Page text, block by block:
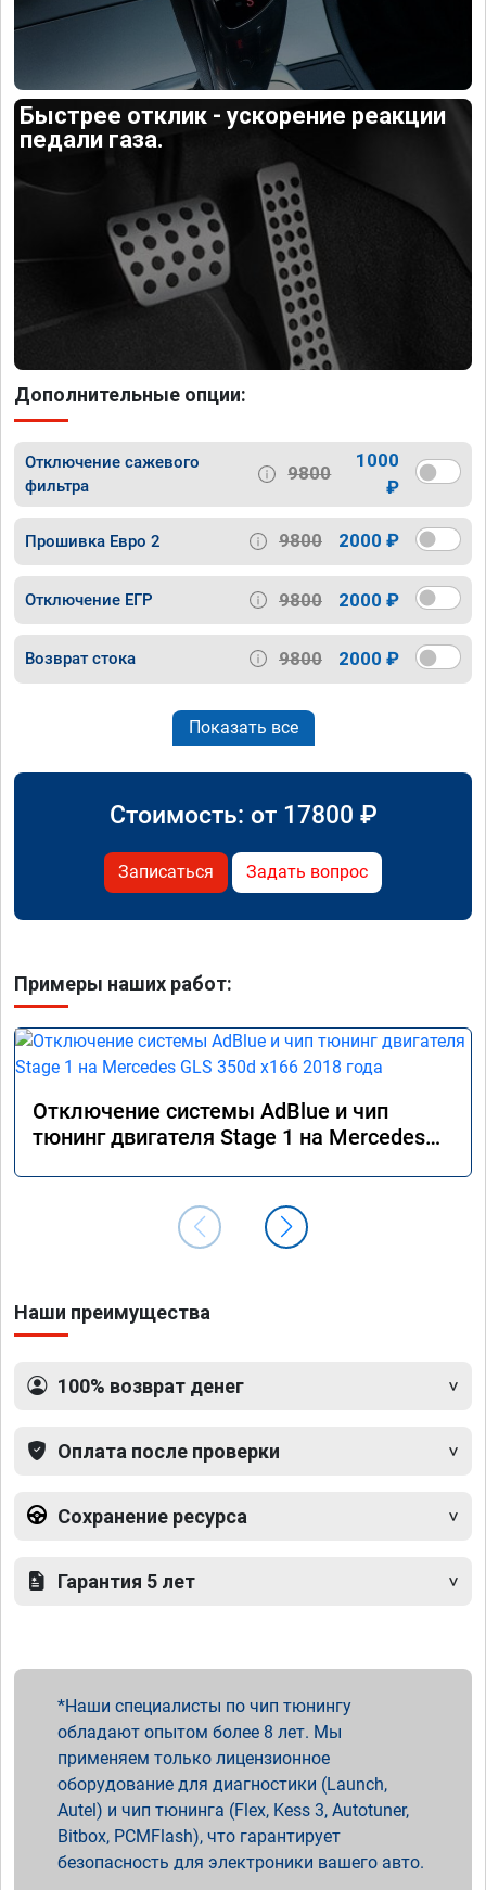
Быстрее отклик - ускорение реакции
педали газа.
Дополнительные опции:
Отключение сажевого
фильтра
9800
1000
₽
Прошивка Евро 2 9800 2000 ₽
Отключение ЕГР 9800 2000 ₽
Возврат стока 9800 2000 ₽
Показать все
Стоимость: от 17800 ₽
Записаться Задать вопрос
Примеры наших работ:
Отключение системы AdBlue и чип
тюнинг двигателя Stage 1 на Mercedes
Наши преимущества
100% возврат денег
Оплата после проверки
Сохранение ресурса
Гарантия 5 лет
Наши специалисты по чип тюнингу
обладают опытом более 8 лет. Мы
применяем только лицензионное
оборудование для диагностики (Launch,
Autel) и чип тюнинга (Flex, Kess 3, Autotuner,
Bitbox, PCMFlash), что гарантирует
безопасность для электроники вашего авто.